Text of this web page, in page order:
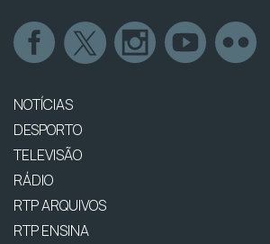
NOTÍCIAS
DESPORTO
TELEVISÃO
RÁDIO
RTP ARQUIVOS
RTP ENSINA